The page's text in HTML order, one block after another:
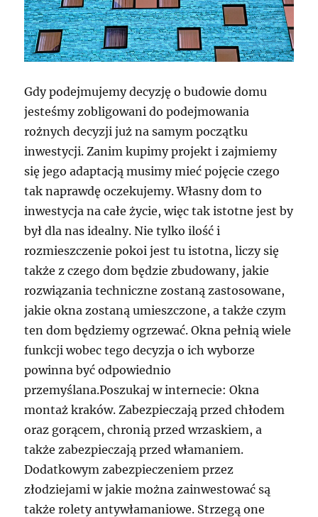
Gdy podejmujemy decyzję o budowie domu
jesteśmy zobligowani do podejmowania
rożnych decyzji już na samym początku
inwestycji. Zanim kupimy projekt i zajmiemy
się jego adaptacją musimy mieć pojęcie czego
tak naprawdę oczekujemy. Własny dom to
inwestycja na całe życie, więc tak istotne jest by
był dla nas idealny. Nie tylko ilość i
rozmieszczenie pokoi jest tu istotna, liczy się
także z czego dom będzie zbudowany, jakie
rozwiązania techniczne zostaną zastosowane,
jakie okna zostaną umieszczone, a także czym
ten dom będziemy ogrzewać. Okna pełnią wiele
funkcji wobec tego decyzja o ich wyborze
powinna być odpowiednio
przemyślana.Poszukaj w internecie: Okna
montaż kraków. Zabezpieczają przed chłodem
oraz gorącem, chronią przed wrzaskiem, a
także zabezpieczają przed włamaniem.
Dodatkowym zabezpieczeniem przez
złodziejami w jakie można zainwestować są
także rolety antywłamaniowe. Strzegą one